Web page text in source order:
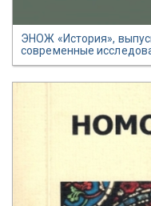
ЭНОЖ «История»,
современные